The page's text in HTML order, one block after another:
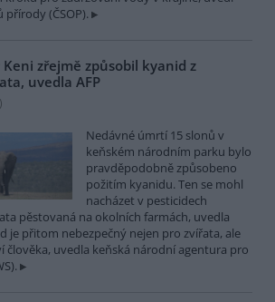
přírody (ČSOP).
zřejmě způsobil kyanid z
uvedla AFP
)
Nedávné úmrtí 15 slonů v
keňském národním parku bylo
pravděpodobně způsobeno
požitím kyanidu. Ten se mohl
nacházet v pesticidech
pěstovaná na okolních farmách, uvedla
je přitom nebezpečný nejen pro zvířata, ale
člověka, uvedla keňská národní agentura pro